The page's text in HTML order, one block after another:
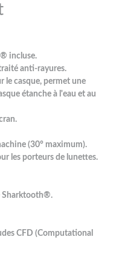
incluse.
anti-rayures.
le casque, permet une
étanche à l'eau et au
(30° maximum).
les porteurs de lunettes.
Sharktooth®.
CFD (Computational